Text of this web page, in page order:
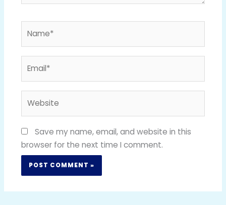
Save my name, email, and website in this
browser for the next time I comment.